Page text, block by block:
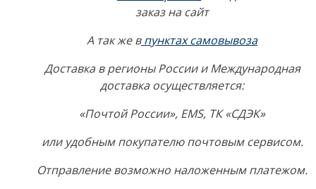
заказ на сайт
А так же в пунктах самовывоза
Доставка в регионы России и Международная
доставка осуществляется:
«Почтой России», EMS, ТК «СДЭК»
или удобным покупателю почтовым сервисом.
Отправление возможно наложенным платежом.